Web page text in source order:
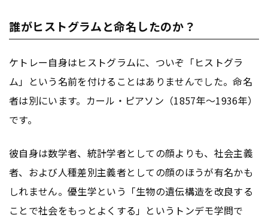
誰がヒストグラムと命名したのか？
ケトレー自身はヒストグラムに、ついぞ「ヒストグラ
ム」という名前を付けることはありませんでした。命名
者は別にいます。カール・ピアソン（1857年〜1936年）
です。
彼自身は数学者、統計学者としての顔よりも、社会主義
者、および人種差別主義者としての顔のほうが有名かも
しれません。優生学という「生物の遺伝構造を改良する
ことで社会をもっとよくする」というトンデモ学問で